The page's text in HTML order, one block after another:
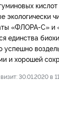
«ФЛОРА-С»
единства
и хорошей
30.01.2020 в